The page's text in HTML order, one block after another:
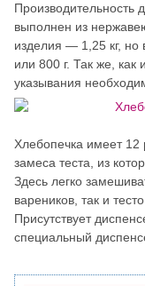
Производительность
выполнен из
изделия — 1,25 кг,
или 800 г. Так же,
указывания
Хлебопечка имеет
замеса теста, из
Здесь легко
вареников, так и
Присутствует
специальный